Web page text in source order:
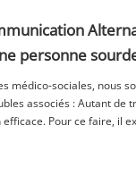
personne
médico-sociales, nous
associés : Autant de
Pour ce faire, il